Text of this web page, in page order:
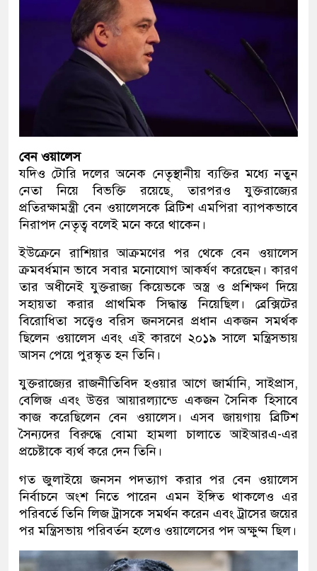
বেন ওয়ালেস
যদিও টোরি দলের অনেক নেতৃস্থানীয় ব্যক্তির মধ্যে নতুন
নেতা নিয়ে বিভক্তি রয়েছে, তারপরও যুক্তরাজ্যের
প্রতিরক্ষামন্ত্রী বেন ওয়ালেসকে ব্রিটিশ এমপিরা ব্যাপকভাবে
নিরাপদ নেতৃত্ব বলেই মনে করে থাকেন।
ইউক্রেনে রাশিয়ার আক্রমণের পর থেকে বেন ওয়ালেস
ক্রমবর্ধমান ভাবে সবার মনোযোগ আকর্ষণ করেছেন। কারণ
তার অধীনেই যুক্তরাজ্য কিয়েভকে অস্ত্র ও প্রশিক্ষণ দিয়ে
সহায়তা করার প্রাথমিক সিদ্ধান্ত নিয়েছিল। ব্রেক্সিটের
বিরোধিতা সত্ত্বেও বরিস জনসনের প্রধান একজন সমর্থক
ছিলেন ওয়ালেস এবং এই কারণে ২০১৯ সালে মন্ত্রিসভায়
আসন পেয়ে পুরস্কৃত হন তিনি।
যুক্তরাজ্যের রাজনীতিবিদ হওয়ার আগে জার্মানি, সাইপ্রাস,
বেলিজ এবং উত্তর আয়ারল্যান্ডে একজন সৈনিক হিসাবে
কাজ করেছিলেন বেন ওয়ালেস। এসব জায়গায় ব্রিটিশ
সৈন্যদের বিরুদ্ধে বোমা হামলা চালাতে আইআরএ-এর
প্রচেষ্টাকে ব্যর্থ করে দেন তিনি।
গত জুলাইয়ে জনসন পদত্যাগ করার পর বেন ওয়ালেস
নির্বাচনে অংশ নিতে পারেন এমন ইঙ্গিত থাকলেও এর
পরিবর্তে তিনি লিজ ট্রাসকে সমর্থন করেন এবং ট্রাসের জয়ের
পর মন্ত্রিসভায় পরিবর্তন হলেও ওয়ালেসের পদ অক্ষুণ্ন ছিল।